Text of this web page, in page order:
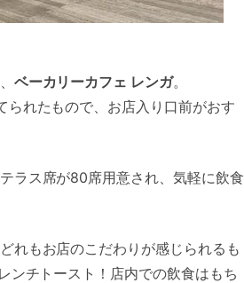
ベーカリーカフェ レンガ。
れたもので、お店入り口前がおす
ラス席が80席用意され、気軽に飲食
れもお店のこだわりが感じられるも
ンチトースト！店内での飲食はもち